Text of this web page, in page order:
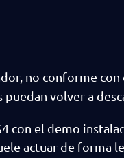
no conforme con
volver a
con el demo
actuar de forma